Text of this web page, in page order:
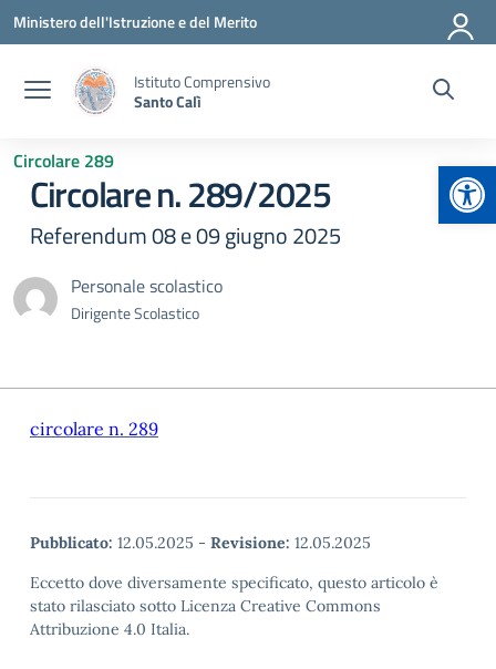
Vai ai contenuti
Vai al menu di navigazione
Vai al footer
Ministero dell'Istruzione e del Merito
Istituto Comprensivo
Santo Calì
Circolare 289
Circolare n. 289/2025
Referendum 08 e 09 giugno 2025
Personale scolastico
Dirigente Scolastico
circolare n. 289
Pubblicato: 12.05.2025 - Revisione: 12.05.2025
Eccetto dove diversamente specificato, questo articolo è
stato rilasciato sotto Licenza Creative Commons
Attribuzione 4.0 Italia.